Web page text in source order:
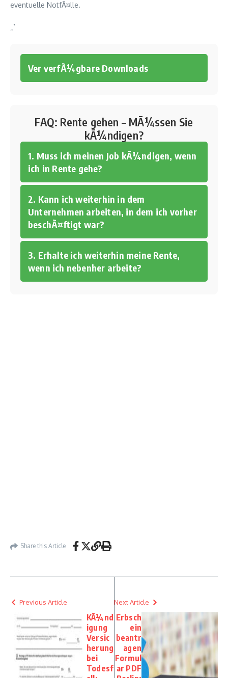
eventuelle NotfÃ¤lle.
„`
Ver verfÃ¼gbare Downloads
FAQ: Rente gehen – MÃ¼ssen Sie
kÃ¼ndigen?
1. Muss ich meinen Job kÃ¼ndigen, wenn
ich in Rente gehe?
2. Kann ich weiterhin in dem
Unternehmen arbeiten, in dem ich vorher
beschÃ¤ftigt war?
3. Erhalte ich weiterhin meine Rente,
wenn ich nebenher arbeite?
Share this Article
Previous Article
KÃ¼nd
igung
Versic
herung
bei
Todesf
Next Article
Erbsch
ein
beantr
agen
Formul
ar PDF